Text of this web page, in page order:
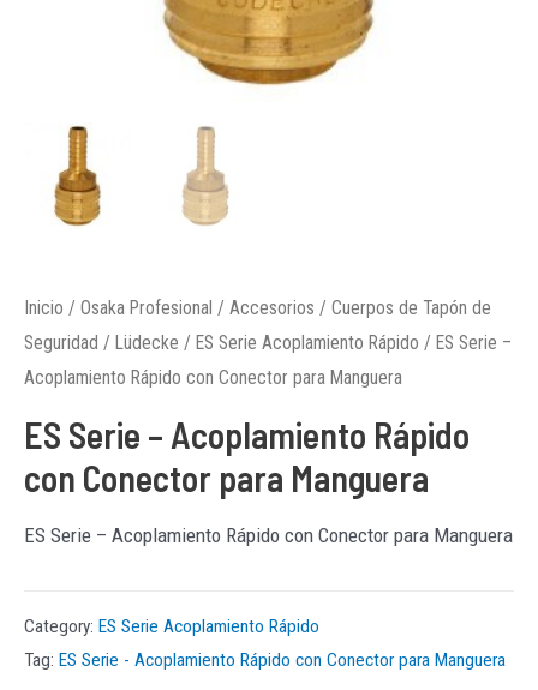
Inicio / Osaka Profesional / Accesorios / Cuerpos de Tapón de
Seguridad / Lüdecke / ES Serie Acoplamiento Rápido / ES Serie –
Acoplamiento Rápido con Conector para Manguera
ES Serie – Acoplamiento Rápido
con Conector para Manguera
ES Serie – Acoplamiento Rápido con Conector para Manguera
Category: ES Serie Acoplamiento Rápido
Tag: ES Serie - Acoplamiento Rápido con Conector para Manguera